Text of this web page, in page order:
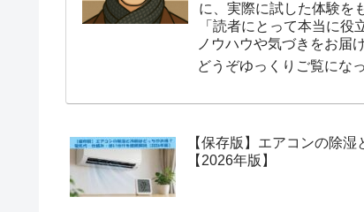
に、実際に試した体験を
「読者にとって本当に
ノウハウや気づきをお届
どうぞゆっくりご覧にな
【保存版】エアコンの除
【2026年版】